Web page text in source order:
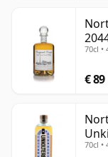
70cl •
€ 89
oud
70cl •